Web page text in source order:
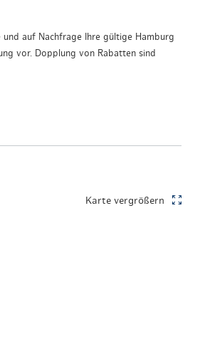
und auf Nachfrage Ihre gültige Hamburg
vor. Dopplung von Rabatten sind
Karte vergrößern